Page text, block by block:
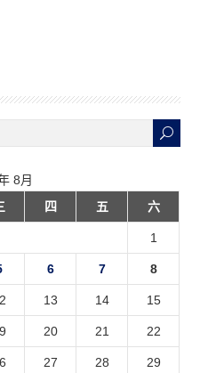
8月
四 五 六
1
6 7 8
13 14 15
20 21 22
27 28 29